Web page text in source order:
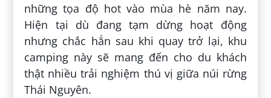
những tọa độ hot vào mùa hè năm nay.
Hiện tại dù đang tạm dừng hoạt động
nhưng chắc hẳn sau khi quay trở lại, khu
camping này sẽ mang đến cho du khách
thật nhiều trải nghiệm thú vị giữa núi rừng
Thái Nguyên.